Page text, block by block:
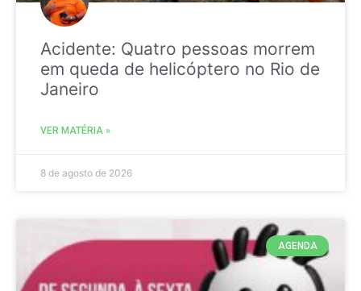
Acidente: Quatro pessoas morrem
em queda de helicóptero no Rio de
Janeiro
VER MATÉRIA »
8 de agosto de 2026
AGENDA